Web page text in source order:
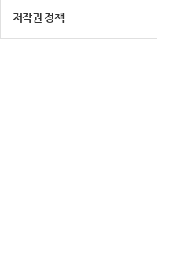
저작권 정책